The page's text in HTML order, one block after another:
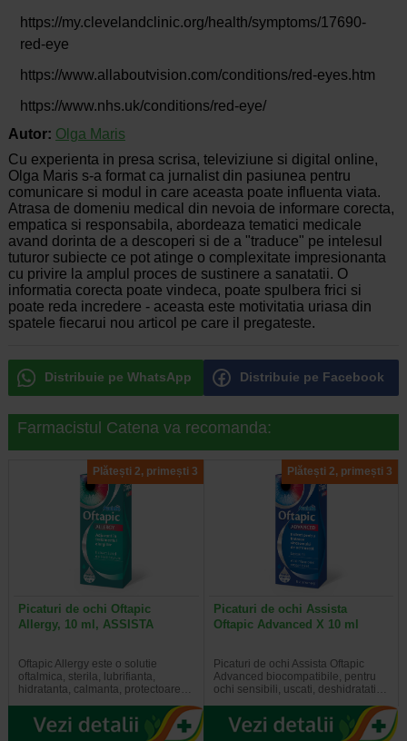
https://my.clevelandclinic.org/health/symptoms/17690-
red-eye
https://www.allaboutvision.com/conditions/red-eyes.htm
https://www.nhs.uk/conditions/red-eye/
Autor: Olga Maris
Cu experienta in presa scrisa, televiziune si digital online,
Olga Maris s-a format ca jurnalist din pasiunea pentru
comunicare si modul in care aceasta poate influenta viata.
Atrasa de domeniu medical din nevoia de informare corecta,
empatica si responsabila, abordeaza tematici medicale
avand dorinta de a descoperi si de a "traduce" pe intelesul
tuturor subiecte ce pot atinge o complexitate impresionanta
cu privire la amplul proces de sustinere a sanatatii. O
informatia corecta poate vindeca, poate spulbera frici si
poate reda incredere - aceasta este motivitatia uriasa din
spatele fiecarui nou articol pe care il pregateste.
Distribuie pe WhatsApp Distribuie pe Facebook
Farmacistul Catena va recomanda:
Plătești 2, primești 3
Picaturi de ochi Oftapic
Allergy, 10 ml, ASSISTA
Oftapic Allergy este o solutie
oftalmica, sterila, lubrifianta,
hidratanta, calmanta, protectoare…
Plătești 2, primești 3
Picaturi de ochi Assista
Oftapic Advanced X 10 ml
Picaturi de ochi Assista Oftapic
Advanced biocompatibile, pentru
ochi sensibili, uscati, deshidratati…